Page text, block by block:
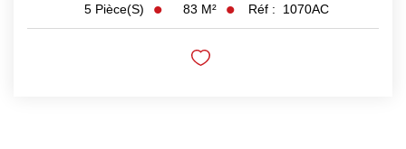
5 Pièce(s) 83 M² Réf : 1070AC